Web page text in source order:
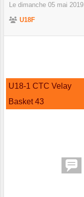
Le dimanche 05 mai 2019
U18F
U18-1 CTC Velay
Basket 43